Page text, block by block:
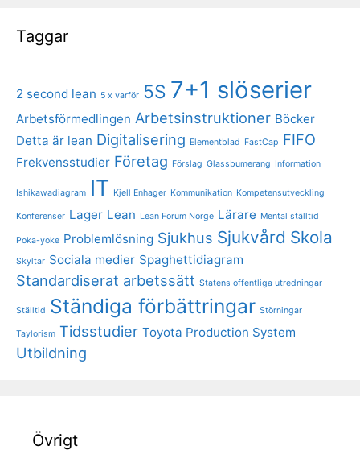
Taggar
2 second lean 5 x varför 5S 7+1 slöserier
Arbetsförmedlingen Arbetsinstruktioner Böcker
Detta är lean Digitalisering Elementblad FastCap FIFO
Frekvensstudier Företag Förslag Glassbumerang Information
Ishikawadiagram IT Kjell Enhager Kommunikation Kompetensutveckling
Konferenser Lager Lean Lean Forum Norge Lärare Mental ställtid
Poka-yoke Problemlösning Sjukhus Sjukvård Skola
Skyltar Sociala medier Spaghettidiagram
Standardiserat arbetssätt Statens offentliga utredningar
Ställtid Ständiga förbättringar Störningar
Taylorism Tidsstudier Toyota Production System
Utbildning
Övrigt